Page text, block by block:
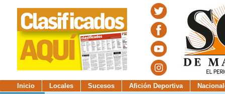
Inicio Locales Sucesos Afición Deportiva